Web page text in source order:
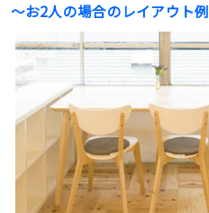
〜お2人の場合のレイアウト例